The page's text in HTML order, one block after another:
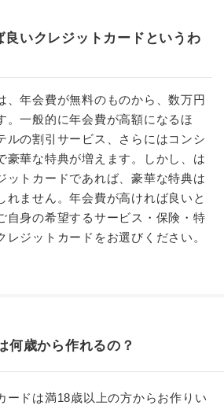
良いクレジットカードというわ
、年会費が無料のものから、数万円
。一般的に年会費が高額になるほ
ルの割引サービス、さらにはコンシ
豪華な特典が増えます。しかし、は
ットカードであれば、豪華な特典は
れません。年会費が高ければ良いと
自身の希望するサービス・保険・特
ジットカードをお選びください。
何歳から作れるの？
ードは満18歳以上の方からお作りい